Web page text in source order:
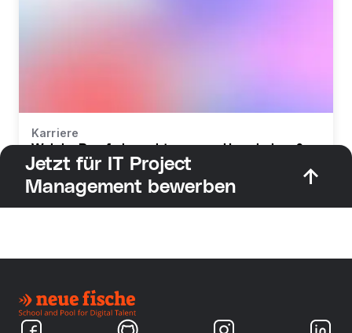
Karriere
Welche Berufe braucht man zur Umschulung?
Jetzt für IT Project
Management bewerben